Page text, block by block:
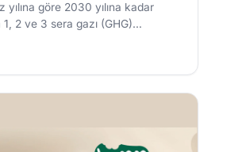
yılına göre 2030 yılına kadar
2 ve 3 sera gazı (GHG)